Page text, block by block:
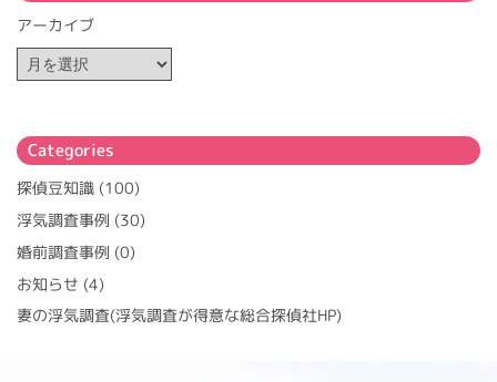
アーカイブ
Categories
探偵豆知識 (100)
浮気調査事例 (30)
婚前調査事例 (0)
お知らせ (4)
妻の浮気調査(浮気調査が得意な総合探偵社HP)